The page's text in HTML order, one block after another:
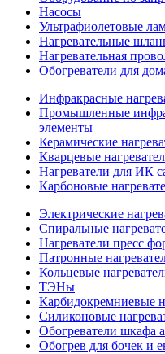
Насосы
Ультрафиолетовые
Нагревательные
Нагревательная
Обогреватели для
Инфракрасные
Промышленные
элементы
Керамические
Кварцевые
Нагреватели для ИК
Карбоновые
Электрические
Спиральные
Нагреватели пресс
Патронные
Кольцевые
ТЭНы
Карбидокремниевые
Силиконовые
Обогреватели шкафа
Обогрев для бочек и